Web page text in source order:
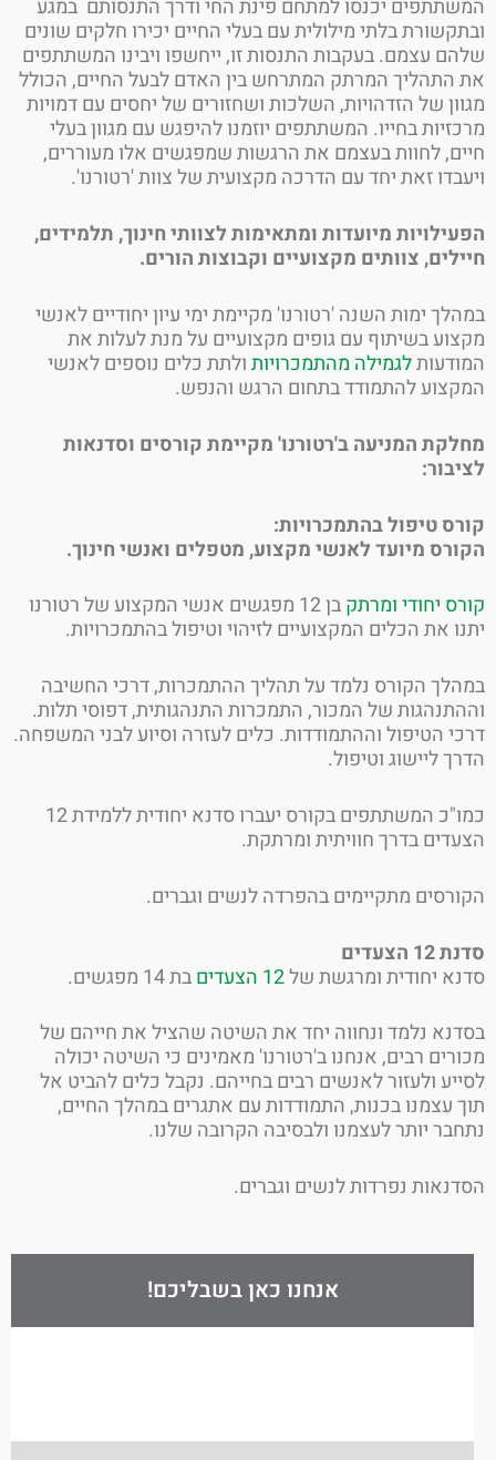
יכנסו למתחם פינת החי ודרך התנסותם במגע
בלתי מילולית עם בעלי החיים יכירו חלקים שונים
עצמם. בעקבות התנסות זו, ייחשפו ויבינו המשתתפים
המרתק המתרחש בין האדם לבעל החיים, הכולל
של הזדהויות, השלכות ושחזורים של יחסים עם דמויות
בחייו. המשתתפים יוזמנו להיפגש עם מגוון בעלי
לחוות בעצמם את הרגשות שמפגשים אלו מעוררים,
זאת יחד עם הדרכה מקצועית של צוות 'רטורנו'.
מיועדות ומתאימות לצוותי חינוך, תלמידים,
צוותים מקצועיים וקבוצות הורים.
ימות השנה 'רטורנו' מקיימת ימי עיון יחודיים לאנשי
בשיתוף עם גופים מקצועיים על מנת לעלות את
לגמילה מהתמכרויותולתת כלים נוספים לאנשי
להתמודד בתחום הרגש והנפש.
המניעה ב'רטורנו' מקיימת קורסים וסדנאות
טיפול בהתמכרויות:
מיועד לאנשי מקצוע, מטפלים ואנשי חינוך.
יחודי ומרתק
בן 12 מפגשים אנשי המקצוע של רטורנו
את הכלים המקצועיים לזיהוי וטיפול בהתמכרויות.
הקורס נלמד על תהליך ההתמכרות, דרכי החשיבה
של המכור, התמכרות התנהגותית, דפוסי תלות.
הטיפול וההתמודדות. כלים לעזרה וסיוע לבני המשפחה.
ליישוג וטיפול.
כמו"כ המשתתפים בקורס יעברו סדנא יחודית ללמידת 12
בדרך חוויתית ומרתקת.
מתקיימים בהפרדה לנשים וגברים.
הצעדים
יחודית ומרגשת של12 הצעדים
בת 14 מפגשים.
נלמד ונחווה יחד את השיטה שהציל את חייהם של
רבים, אנחנו ב'רטורנו' מאמינים כי השיטה יכולה
ולעזור לאנשים רבים בחייהם. נקבל כלים להביט אל
עצמנו בכנות, התמודדות עם אתגרים במהלך החיים,
יותר לעצמנו ולבסיבה הקרובה שלנו.
נפרדות לנשים וגברים.
אנחנו כאן בשבליכם!